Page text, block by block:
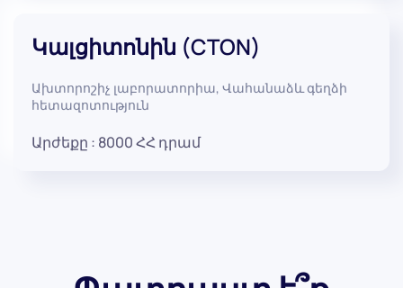
Կալցիտոնին (CTON)
Ախտորոշիչ լաբորատորիա, Վահանաձև գեղձի
հետազոտություն
Արժեքը : 8000ՀՀ դրամ